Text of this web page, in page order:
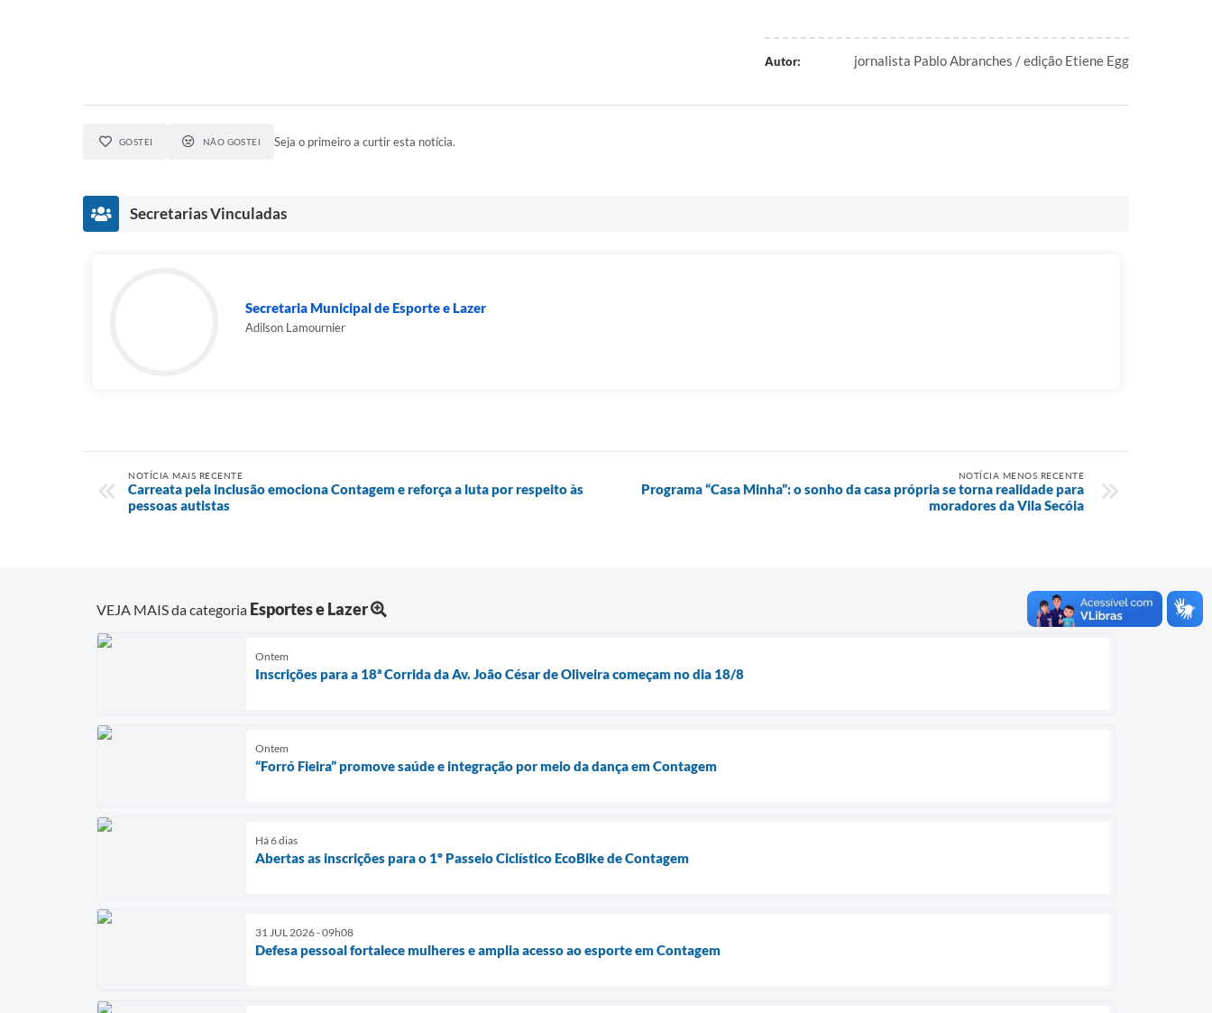
Autor: jornalista Pablo Abranches / edição Etiene Egg
GOSTEI NÃO GOSTEI Seja o primeiro a curtir esta notícia.
Secretarias Vinculadas
Secretaria Municipal de Esporte e Lazer
Adilson Lamournier
NOTÍCIA MAIS RECENTE
Carreata pela inclusão emociona Contagem e reforça a luta por respeito às
pessoas autistas
NOTÍCIA MENOS RECENTE
Programa “Casa Minha”: o sonho da casa própria se torna realidade para
moradores da Vila Secóia
VEJA MAIS da categoria Esportes e Lazer
Ontem
Inscrições para a 18ª Corrida da Av. João César de Oliveira começam no dia 18/8
Ontem
“Forró Fieira” promove saúde e integração por meio da dança em Contagem
Há 6 dias
Abertas as inscrições para o 1º Passeio Ciclístico EcoBike de Contagem
31 JUL 2026 - 09h08
Defesa pessoal fortalece mulheres e amplia acesso ao esporte em Contagem